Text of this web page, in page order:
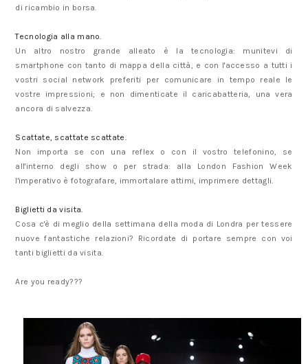
di ricambio in borsa.
Tecnologia alla mano.
Un altro nostro grande alleato è la tecnologia: munitevi di
smartphone con tanto di mappa della città, e con l'accesso a tutti i
vostri social network preferiti per comunicare in tempo reale le
vostre impressioni; e non dimenticate il caricabatteria, una vera
ancora di salvezza.
Scattate, scattate scattate.
Non importa se con una reflex o con il vostro telefonino, se
all'interno degli show o per strada: alla London Fashion Week
l'imperativo è fotografare, immortalare attimi, imprimere dettagli.
Biglietti da visita.
Cosa c'è di meglio della settimana della moda di Londra per tessere
nuove fantastiche relazioni? Ricordate di portare sempre con voi
tanti biglietti da visita.
Are you ready???